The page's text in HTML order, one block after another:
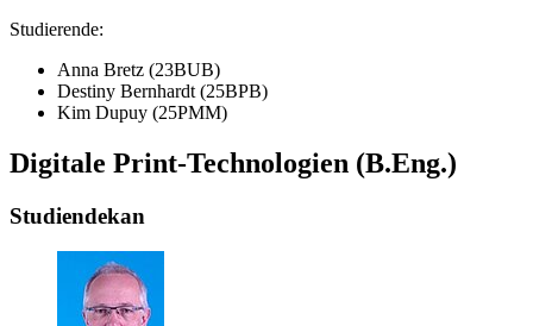
Studierende:
Anna Bretz (23BUB)
Destiny Bernhardt (25BPB)
Kim Dupuy (25PMM)
Digitale Print-Technologien (B.Eng.)
Studiendekan